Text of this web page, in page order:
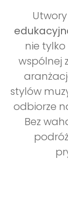
nie
wspólnej
stylów
odbiorze
Bez